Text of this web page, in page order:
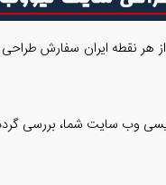
نقطه ایران سفارش
وب سایت شما، بررسی